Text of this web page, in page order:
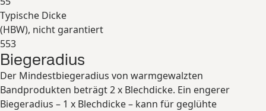
Typische Dicke
(HBW), nicht garantiert
553
Erweitern
Biegeradius
Der Mindestbiegeradius von warmgewalzten
Bandprodukten beträgt 2 x Blechdicke. Ein engerer
Biegeradius – 1 x Blechdicke – kann für geglühte